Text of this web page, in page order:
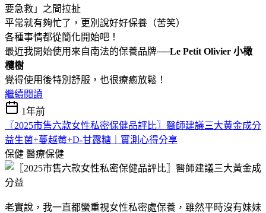
要急救」之間拉扯
平常就有夠忙了，更別說好好保養（苦笑）
各種事情都從簡化開始吧！
最近我開始使用來自南法的保養品牌──Le Petit Olivier 小橄
欖樹
覺得使用後特別舒服，也很療癒放鬆！
繼續閱讀
1年前
〖2025市售六款女性私密保健品評比〗醫師建議三大黃金成分
益生菌+蔓越莓+D-甘露糖｜實測心得分享
保健 醫療保健
老實說，我一直都蠻重視女性私密處保養，雖然平時沒有妹妹